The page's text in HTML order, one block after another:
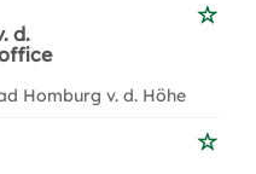
d.
Homburg v. d. Höhe